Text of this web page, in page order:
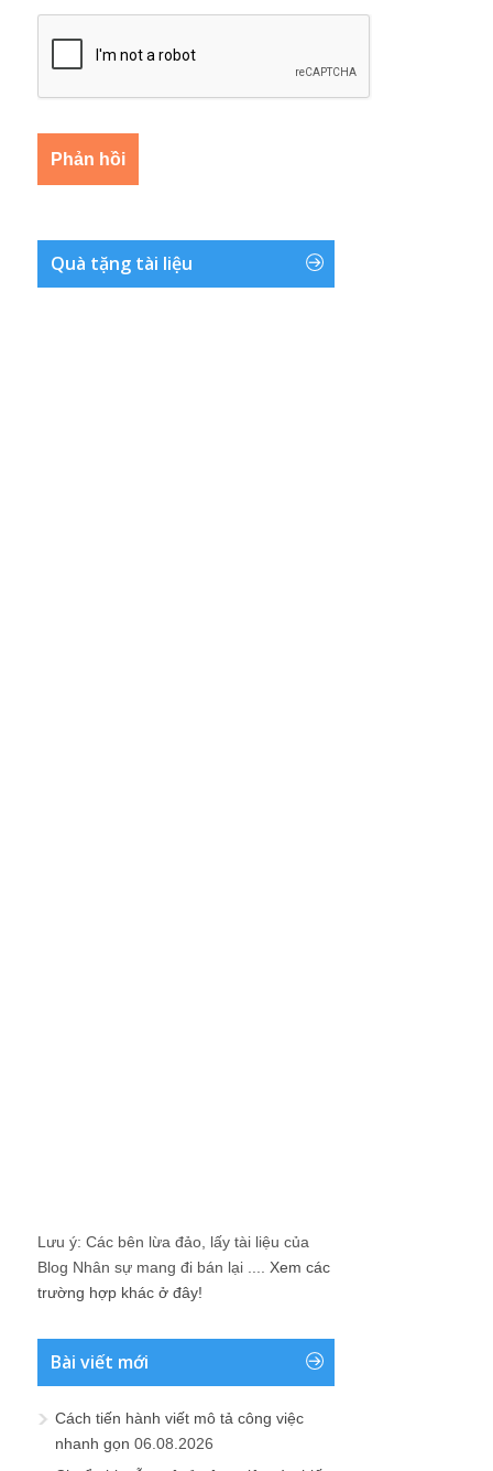
Quà tặng tài liệu
Lưu ý: Các bên lừa đảo, lấy tài liệu của
Blog Nhân sự mang đi bán lại .... Xem các
trường hợp khác ở đây!
Bài viết mới
Cách tiến hành viết mô tả công việc
nhanh gọn 06.08.2026